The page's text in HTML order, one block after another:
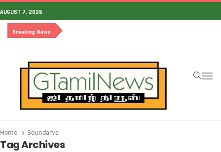
AUGUST 7, 2026
Breaking News
Home Soundarya
Tag Archives